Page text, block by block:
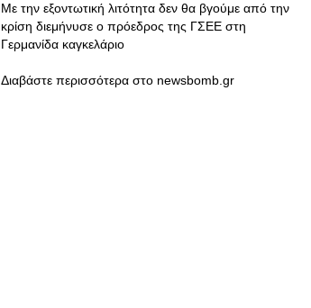
Με την εξοντωτική λιτότητα δεν θα βγούμε από την
κρίση διεμήνυσε ο πρόεδρος της ΓΣΕΕ στη
Γερμανίδα καγκελάριο
Διαβάστε περισσότερα στο newsbomb.gr